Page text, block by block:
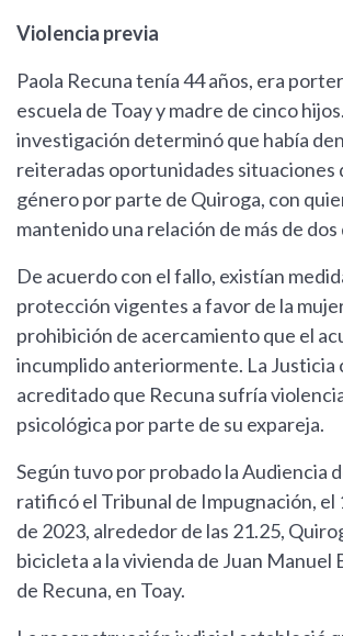
Violencia previa
Paola Recuna tenía 44 años, era
escuela de Toay y madre de cinco
investigación determinó que había
reiteradas oportunidades situaciones
género por parte de Quiroga, con
mantenido una relación de más de dos
De acuerdo con el fallo, existían
protección vigentes a favor de la
prohibición de acercamiento que el
incumplido anteriormente. La Justicia
acreditado que Recuna sufría
psicológica por parte de su expareja.
Según tuvo por probado la Audiencia
ratificó el Tribunal de Impugnación, el
de 2023, alrededor de las 21.25,
bicicleta a la vivienda de Juan Manuel
de Recuna, en Toay.